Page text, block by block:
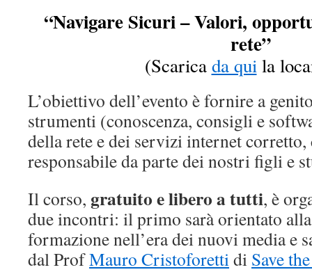
“Navigare Sicuri – Valori,
rete”
(Scaricada quila
L’obiettivo dell’evento è fornire a
strumenti (conoscenza, consigli e
della rete e dei servizi internet
responsabile da parte dei nostri figli e
Il corso, gratuito e libero a tutti, è
due incontri: il primo sarà orientato alla
formazione nell’era dei nuovi media e
dal ProfMauro Cristoforettidi Save